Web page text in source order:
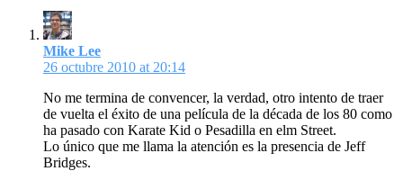
Mike Lee
26 octubre 2010 at 20:14
No me termina de convencer, la verdad, otro intento de traer
de vuelta el éxito de una película de la década de los 80 como
ha pasado con Karate Kid o Pesadilla en elm Street.
Lo único que me llama la atención es la presencia de Jeff
Bridges.